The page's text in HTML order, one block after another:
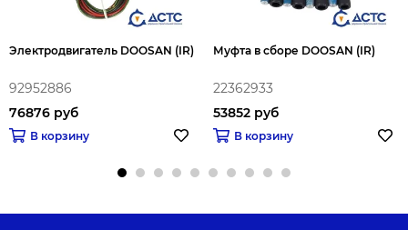
Электродвигатель DOOSAN (IR)
92952886
76876 руб
В корзину
Муфта в сборе DOOSAN (IR)
22362933
53852 руб
В корзину